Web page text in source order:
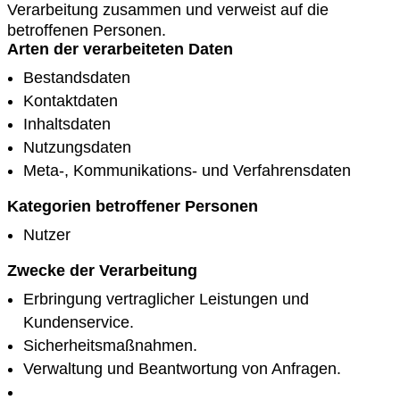
Verarbeitung zusammen und verweist auf die
betroffenen Personen.
Arten der verarbeiteten Daten
Bestandsdaten
Kontaktdaten
Inhaltsdaten
Nutzungsdaten
Meta-, Kommunikations- und Verfahrensdaten
Kategorien betroffener Personen
Nutzer
Zwecke der Verarbeitung
Erbringung vertraglicher Leistungen und
Kundenservice.
Sicherheitsmaßnahmen.
Verwaltung und Beantwortung von Anfragen.